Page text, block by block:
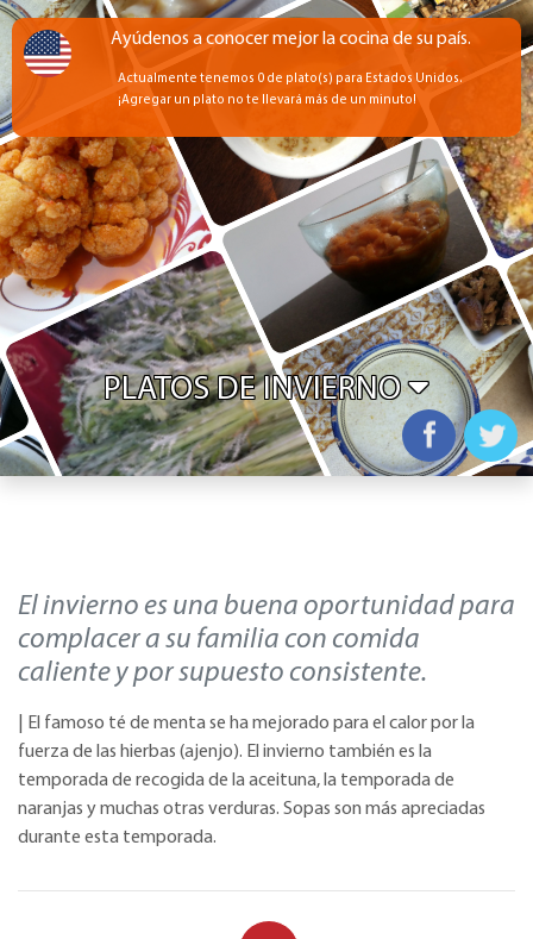
PLATOS DE INVIERNO
El invierno es una buena oportunidad para
complacer a su familia con comida
caliente y por supuesto consistente.
| El famoso té de menta se ha mejorado para el calor por la
fuerza de las hierbas (ajenjo). El invierno también es la
temporada de recogida de la aceituna, la temporada de
naranjas y muchas otras verduras. Sopas son más apreciadas
durante esta temporada.
Ayúdenos a conocer mejor la cocina de su país.
Actualmente tenemos 0 de plato(s) para Estados Unidos.
¡Agregar un plato no te llevará más de un minuto!